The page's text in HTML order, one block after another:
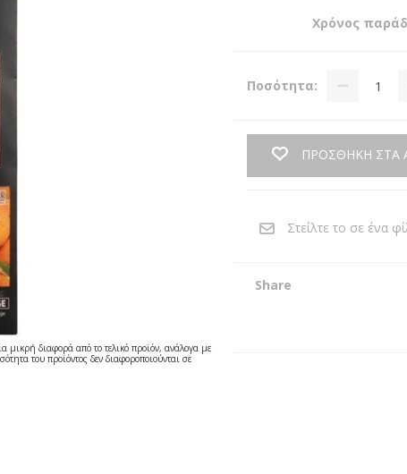
μικρή διαφορά από το τελικό προϊόν, ανάλογα με
του προϊόντος δεν διαφοροποιούνται σε
Χρόνος
Ποσότητα:
ΠΡΟΣΘΗΚΗ ΣΤΑ
Share